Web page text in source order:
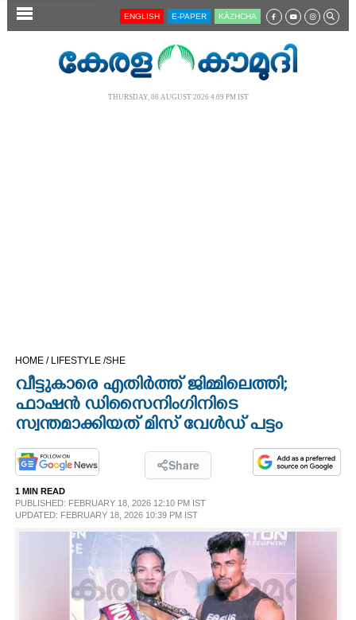
SECTIONS
OPINION
PHOTOS
LIFESTYLE
SPIRITUAL
ENGLISH E-PAPER KĀZHCHA
THURSDAY, 06 AUGUST 2026 4.09 PM IST
HOME / LIFESTYLE /SHE
വീട്ടുകാരെ എതിർത്ത് ജിമ്മിലെത്തി;
ഫാഷൻ ഡിസൈനിംഗിനിടെ
സ്വന്തമാക്കിയത് മിസ് വേൾഡ് പട്ടം
Share
1 MIN READ
PUBLISHED: FEBRUARY 18, 2026 12:10 PM IST
UPDATED: FEBRUARY 18, 2026 10:39 PM IST